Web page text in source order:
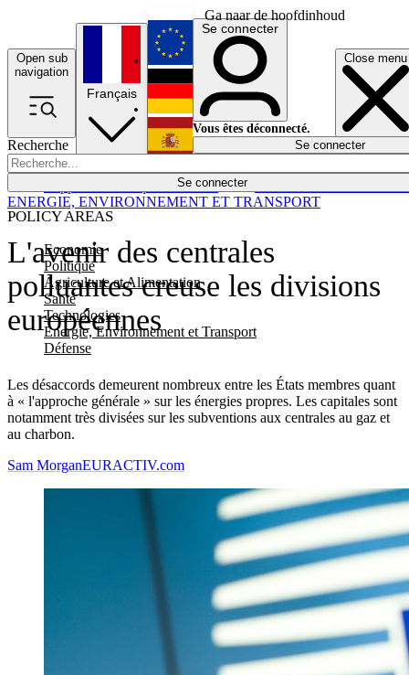
Ga naar de hoofdinhoud
Open sub
navigation
Close menu
Recherche
Se connecter
POLICY AREAS
Economie
Politique
Agriculture et Alimentation
Santé
Technologies
Energie, Environnement et Transport
Défense
Économie
Français
English
Deutsch
Español
Se connecter
Vous êtes déconnecté.
Se connecter
L'avenir des centrales
polluantes creuse les divisions
européennes
Les désaccords demeurent nombreux entre les États membres quant
à « l'approche générale » sur les énergies propres. Les capitales sont
notamment très divisées sur les subventions aux centrales au gaz et
au charbon.
ENERGIE, ENVIRONNEMENT ET TRANSPORT
Sam MorganEURACTIV.com